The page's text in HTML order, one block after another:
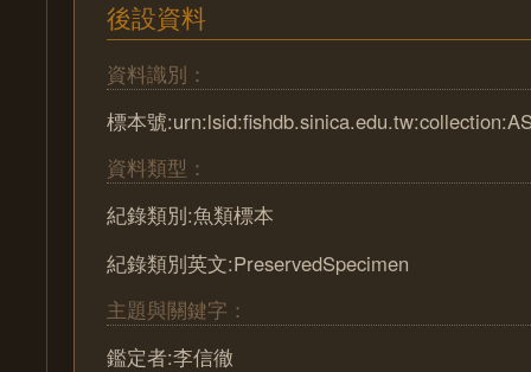
後設資料
資料識別：
標本號
資料類型：
紀錄類別:魚類標本
紀錄類別英文:PreservedSpecimen
主題與關鍵字：
鑑定者:李信徹